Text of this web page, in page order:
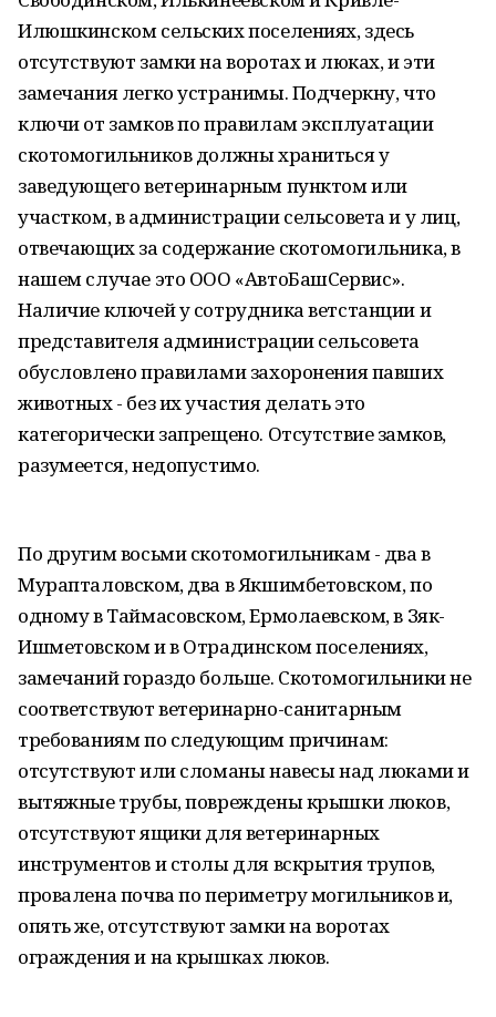
Илюшкинском сельских поселениях, здесь
отсутствуют замки на воротах и люках, и эти
замечания легко устранимы. Подчеркну, что
ключи от замков по правилам эксплуатации
скотомогильников должны храниться у
заведующего ветеринарным пунктом или
участком, в администрации сельсовета и у лиц,
отвечающих за содержание скотомогильника, в
нашем случае это ООО «АвтоБашСервис».
Наличие ключей у сотрудника ветстанции и
представителя администрации сельсовета
обусловлено правилами захоронения павших
животных - без их участия делать это
категорически запрещено. Отсутствие замков,
разумеется, недопустимо.
По другим восьми скотомогильникам - два в
Мурапталовском, два в Якшимбетовском, по
одному в Таймасовском, Ермолаевском, в Зяк-
Ишметовском и в Отрадинском поселениях,
замечаний гораздо больше. Скотомогильники не
соответствуют ветеринарно-санитарным
требованиям по следующим причинам:
отсутствуют или сломаны навесы над люками и
вытяжные трубы, повреждены крышки люков,
отсутствуют ящики для ветеринарных
инструментов и столы для вскрытия трупов,
провалена почва по периметру могильников и,
опять же, отсутствуют замки на воротах
ограждения и на крышках люков.